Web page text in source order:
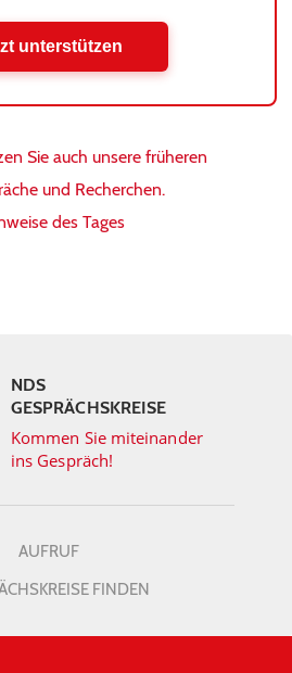
unterstützen
Sie auch unsere früheren
und Recherchen.
des Tages
NDS
GESPRÄCHSKREISE
Kommen Sie miteinander
ins Gespräch!
AUFRUF
FINDEN